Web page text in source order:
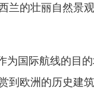
兰的壮丽自然景
为国际航线的目
到欧洲的历史建